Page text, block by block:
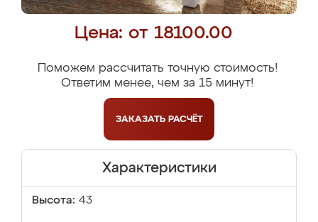
Цена: от 18100.00
Поможем рассчитать точную стоимость!
Ответим менее, чем за 15 минут!
ЗАКАЗАТЬ РАСЧЁТ
Характеристики
Высота: 43